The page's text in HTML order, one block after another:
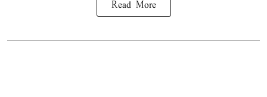
Read More